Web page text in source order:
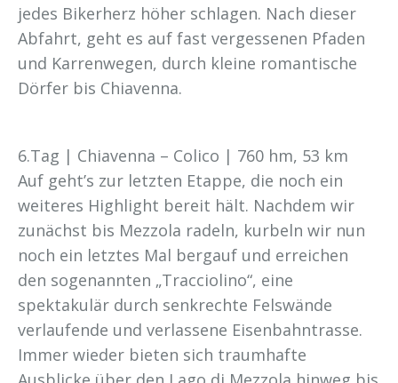
jedes Bikerherz höher schlagen. Nach dieser
Abfahrt, geht es auf fast vergessenen Pfaden
und Karrenwegen, durch kleine romantische
Dörfer bis Chiavenna.
6.Tag | Chiavenna – Colico | 760 hm, 53 km
Auf geht’s zur letzten Etappe, die noch ein
weiteres Highlight bereit hält. Nachdem wir
zunächst bis Mezzola radeln, kurbeln wir nun
noch ein letztes Mal bergauf und erreichen
den sogenannten „Tracciolino“, eine
spektakulär durch senkrechte Felswände
verlaufende und verlassene Eisenbahntrasse.
Immer wieder bieten sich traumhafte